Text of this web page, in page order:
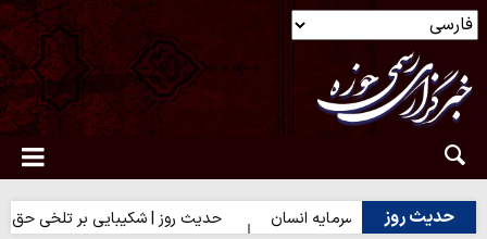
حدیث روز
| بهترین سرمایه انسان حدیث روز | شکیبایی بر تلخی حق